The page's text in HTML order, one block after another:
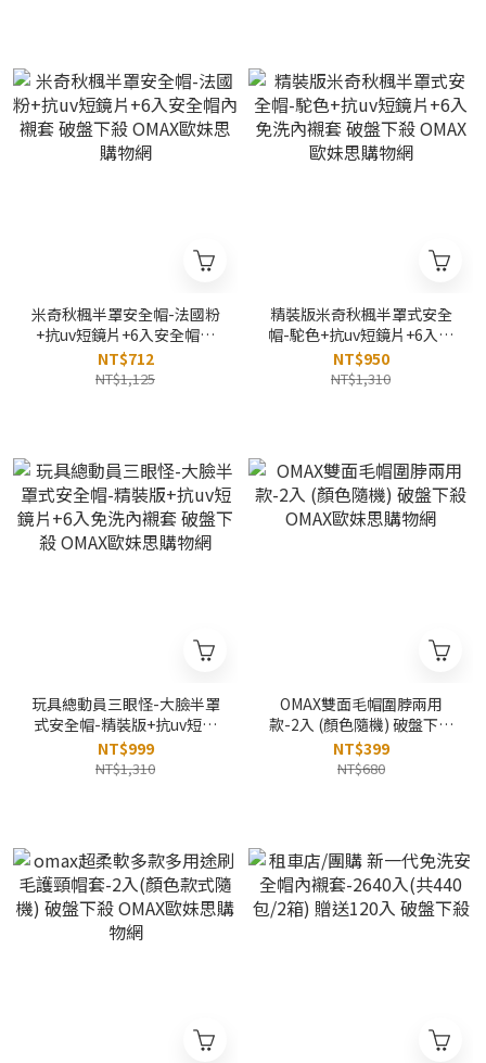
米奇秋楓半罩安全帽-法國粉
+抗uv短鏡片+6入安全帽內
襯套 破盤下殺 OMAX歐妹思
購物網
NT$712
NT$1,125
精裝版米奇秋楓半罩式安全
帽-駝色+抗uv短鏡片+6入免
洗內襯套 破盤下殺 OMAX歐
妹思購物網
NT$950
NT$1,310
玩具總動員三眼怪-大臉半罩
式安全帽-精裝版+抗uv短鏡
片+6入免洗內襯套 破盤下殺
OMAX歐妹思購物網
NT$999
NT$1,310
OMAX雙面毛帽圍脖兩用
款-2入 (顏色隨機) 破盤下殺
OMAX歐妹思購物網
NT$399
NT$680